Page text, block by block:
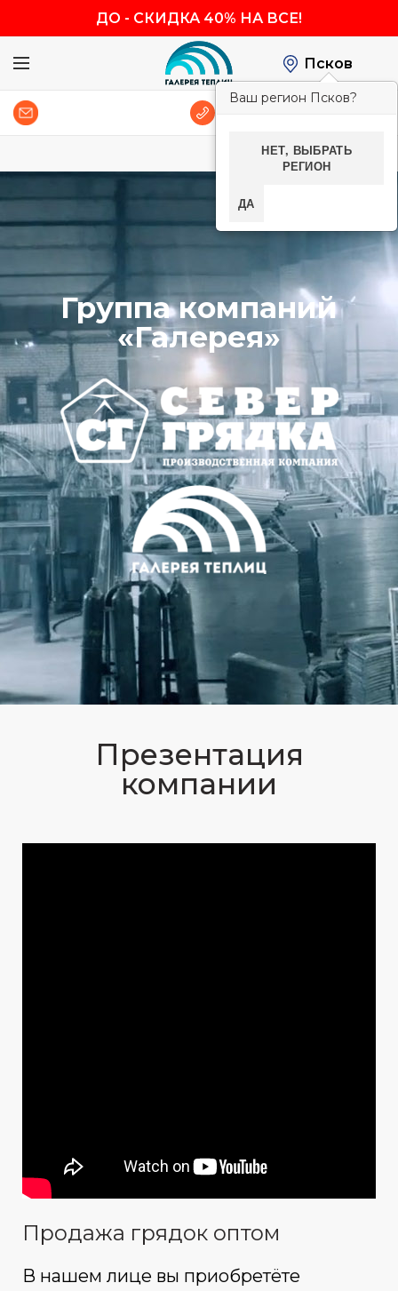
ДО - СКИДКА 40% НА ВСЕ!
Псков
Ваш регион Псков?
НЕТ, ВЫБРАТЬ
РЕГИОН
ДА
Группа компаний
«Галерея»
Презентация
компании
Продажа грядок оптом
В нашем лице вы приобретёте